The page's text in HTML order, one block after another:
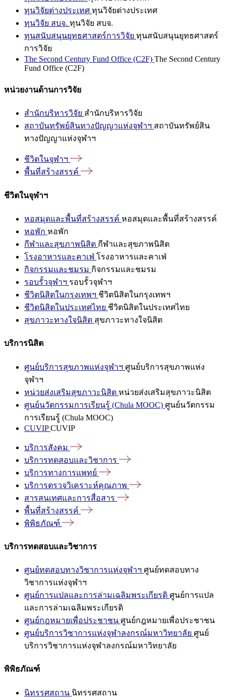
ทุนวิจัยต่างประเทศ ทุนวิจัยต่างประเทศ
ทุนวิจัย สบจ. ทุนวิจัย สบจ.
ทุนสนับสนุนยุทธศาสตร์การวิจัย ทุนสนับสนุนยุทธศาสตร์
การวิจัย
The Second Century Fund Office (C2F) The Second Century
Fund Office (C2F)
หน่วยงานด้านการวิจัย
สำนักบริหารวิจัย สำนักบริหารวิจัย
สถาบันทรัพย์สินทางปัญญาแห่งจุฬาฯ สถาบันทรัพย์สิน
ทางปัญญาแห่งจุฬาฯ
ชีวิตในจุฬาฯ
พื้นที่สร้างสรรค์
ชีวิตในจุฬาฯ
หอสมุดและพื้นที่สร้างสรรค์ หอสมุดและพื้นที่สร้างสรรค์
หอพัก หอพัก
กีฬาและสุขภาพนิสิต กีฬาและสุขภาพนิสิต
โรงอาหารและคาเฟ่ โรงอาหารและคาเฟ่
กิจกรรมและชมรม กิจกรรมและชมรม
รอบรั้วจุฬาฯ รอบรั้วจุฬาฯ
ชีวิตนิสิตในกรุงเทพฯ ชีวิตนิสิตในกรุงเทพฯ
ชีวิตนิสิตในประเทศไทย ชีวิตนิสิตในประเทศไทย
สุขภาวะทางใจนิสิต สุขภาวะทางใจนิสิต
บริการนิสิต
ศูนย์บริการสุขภาพแห่งจุฬาฯ ศูนย์บริการสุขภาพแห่ง
จุฬาฯ
หน่วยส่งเสริมสุขภาวะนิสิต หน่วยส่งเสริมสุขภาวะนิสิต
ศูนย์นวัตกรรมการเรียนรู้ (Chula MOOC) ศูนย์นวัตกรรม
การเรียนรู้ (Chula MOOC)
CUVIPCUVIP
บริการสังคม
บริการทดสอบและวิชาการ
บริการทางการแพทย์
บริการตรวจวิเคราะห์คุณภาพ
สารสนเทศและการสื่อสาร
พื้นที่สร้างสรรค์
พิพิธภัณฑ์
บริการทดสอบและวิชาการ
ศูนย์ทดสอบทางวิชาการแห่งจุฬาฯ ศูนย์ทดสอบทาง
วิชาการแห่งจุฬาฯ
ศูนย์การแปลและการล่ามเฉลิมพระเกียรติ ศูนย์การแปล
และการล่ามเฉลิมพระเกียรติ
ศูนย์กฎหมายเพื่อประชาชน ศูนย์กฎหมายเพื่อประชาชน
ศูนย์บริการวิชาการแห่งจุฬาลงกรณ์มหาวิทยาลัย ศูนย์
บริการวิชาการแห่งจุฬาลงกรณ์มหาวิทยาลัย
พิพิธภัณฑ์
นิทรรศสถาน นิทรรศสถาน